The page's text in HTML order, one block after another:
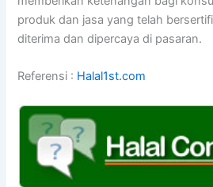
produk dan jasa yang telah
diterima dan dipercaya di pasaran.
Referensi : Halal1st.com